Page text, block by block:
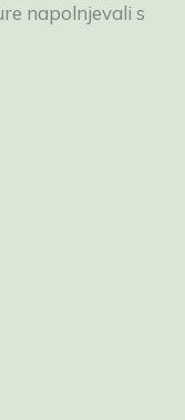
napolnjevali s